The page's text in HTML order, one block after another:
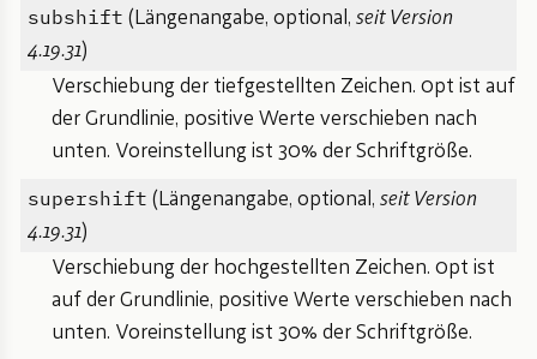
subshift (Längenangabe, optional, seit Version
4.19.31)
Verschiebung der tiefgestellten Zeichen. 0pt ist auf
der Grundlinie, positive Werte verschieben nach
unten. Voreinstellung ist 30% der Schriftgröße.
supershift (Längenangabe, optional, seit Version
4.19.31)
Verschiebung der hochgestellten Zeichen. 0pt ist
auf der Grundlinie, positive Werte verschieben nach
unten. Voreinstellung ist 30% der Schriftgröße.